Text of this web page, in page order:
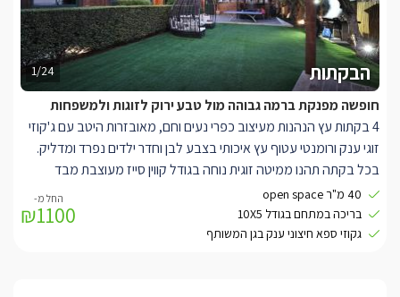
1/24 הבקתות
חופשה מפנקת ברמה גבוהה מול טבע ירוק לזוגות ולמשפחות
4 בקתות עץ הנהנות מעיצוב כפרי נעים וחם, מאובזרות היטב עם ג'קוזי
זוגי ענק ורומנטי עטוף עץ איכותי בצבע לבן וחדר ילדים נפרד ומדליק.
בכל בקתה תהנו ממיטה זוגית נוחה בגודל קווין סייז מעוצבת מבד
קטיפה, מול המיטה ג'קוזי מרובע ענק מחופה עץ לבן ומעליו חלון עם
וילון וינציאני , מסך LCD עם חיבור ל-yes.
מטבחון מאובזר הכולל מיני בר, פינת קפה/תה וקומקום חשמלי לצד
40 מ"ר open space
בריכה במתחם בגודל 10X5
גקוזי ספא חיצוני ענק בגן המשותף
₪1100